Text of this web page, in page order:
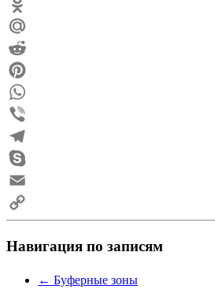
Twitter
Odnoklassniki
Mail.Ru
Reddit
Pinterest
WhatsApp
Viber
Telegram
Skype
Email
Copy
Link
Навигация по записям
← Буферные зоны